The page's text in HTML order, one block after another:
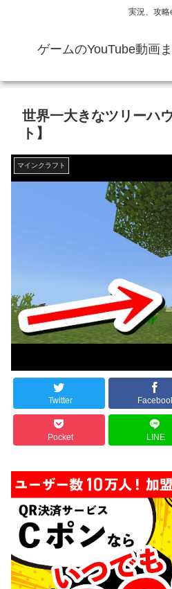
実況、攻略
ゲームのYouTube動画
世界一大きなツリーハ
ト】
マインクラフト
Twitter
Pocket LINE